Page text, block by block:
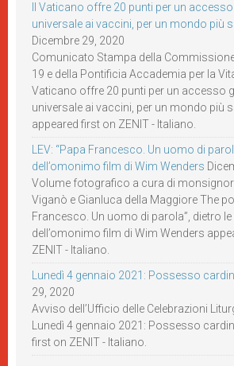
Il Vaticano offre 20 punti per un
universale ai vaccini, per un mondo più
Dicembre 29, 2020
Comunicato Stampa della
19 e della Pontificia Accademia per la
Vaticano offre 20 punti per un accesso
universale ai vaccini, per un mondo più
appeared first on ZENIT - Italiano.
LEV: “Papa Francesco. Un uomo di
dell’omonimo film di Wim Wenders
Volume fotografico a cura di
Viganò e Gianluca della Maggiore The
Francesco. Un uomo di parola”, dietro le
dell’omonimo film di Wim Wenders
ZENIT - Italiano.
Lunedì 4 gennaio 2021: Possesso
29, 2020
Avviso dell’Ufficio delle Celebrazioni
Lunedì 4 gennaio 2021: Possesso
first on ZENIT - Italiano.